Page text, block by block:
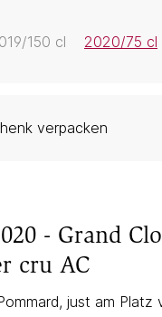
150 cl 2020/75 cl
verpacken
- Grand
cru AC
just am Platz